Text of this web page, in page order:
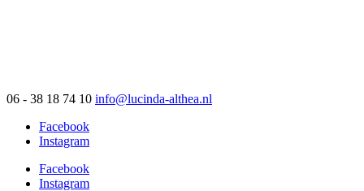
06 - 38 18 74 10 info@lucinda-althea.nl
Facebook
Instagram
Facebook
Instagram